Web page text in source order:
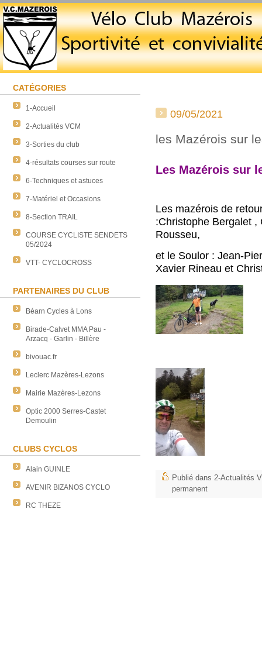
CATÉGORIES
1-Accueil
2-Actualités VCM
3-Sorties du club
4-résultats courses sur route
6-Techniques et astuces
7-Matériel et Occasions
8-Section TRAIL
COURSE CYCLISTE SENDETS
05/2024
VTT- CYCLOCROSS
PARTENAIRES DU CLUB
Béarn Cycles à Lons
Birade-Calvet MMA Pau -
Arzacq - Garlin - Billère
bivouac.fr
Leclerc Mazères-Lezons
Mairie Mazères-Lezons
Optic 2000 Serres-Castet
Demoulin
CLUBS CYCLOS
Alain GUINLE
AVENIR BIZANOS CYCLO
RC THEZE
09/05/2021
les Mazérois sur
Les Mazérois sur
Les mazérois de
:Christophe Bergalet
Rousseu,
et le Soulor : Jean-
Xavier Rineau et
Publié dans 2-Actualités
permanent